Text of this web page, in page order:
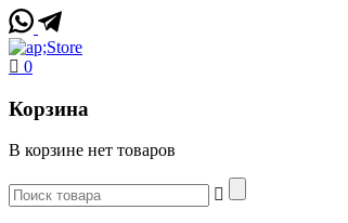
0
Корзина
В корзине нет товаров